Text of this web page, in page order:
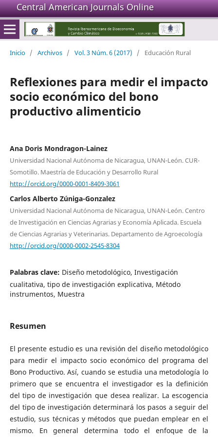
Central American Journals Online
Inicio / Archivos / Vol. 3 Núm. 6 (2017) / Educación Rural
Reflexiones para medir el impacto
socio económico del bono
productivo alimenticio
Ana Doris Mondragon-Lainez
Universidad Nacional Autónoma de Nicaragua, UNAN-León. CUR-
Somotillo. Maestría de Educación y Desarrollo Rural
http://orcid.org/0000-0001-8409-3061
Carlos Alberto Zúniga-Gonzalez
Universidad Nacional Autónoma de Nicaragua, UNAN-León. Centro
de Investigación en Ciencias Agrarias y Economía Aplicada. Escuela
de Ciencias Agrarias y Veterinarias. Departamento de Agroecología
http://orcid.org/0000-0002-2545-8304
Palabras clave: Diseño metodológico, Investigación
cualitativa, tipo de investigación explicativa, Método
instrumentos, Muestra
Resumen
El presente estudio es una revisión del diseño metodológico
para medir el impacto socio económico del programa del
Bono Productivo. Así, cuando se estudia una metodología lo
primero que se encuentra el investigador es la definición
del tipo de investigación que desea realizar. La escogencia
del tipo de investigación determinará los pasos a seguir del
estudio, sus técnicas y métodos que puedan emplear en el
mismo. En general determina todo el enfoque de la